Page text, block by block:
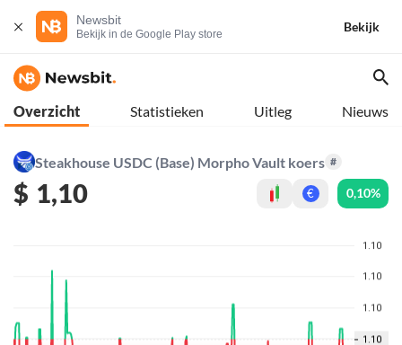
Newsbit
Bekijk in de Google Play store
Bekijk
Overzicht Statistieken Uitleg Nieuws
Steakhouse USDC (Base) Morpho Vault koers #
$ 1,10 € 0,10%